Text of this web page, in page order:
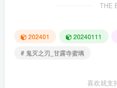
THE
202401 20240111
# 鬼灭之刃_甘露寺蜜璃
喜欢就支